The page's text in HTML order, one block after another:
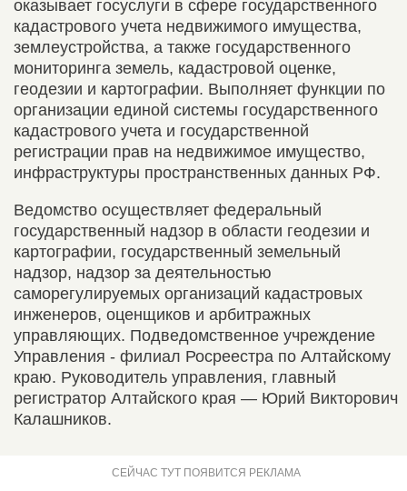
оказывает госуслуги в сфере государственного
кадастрового учета недвижимого имущества,
землеустройства, а также государственного
мониторинга земель, кадастровой оценке,
геодезии и картографии. Выполняет функции по
организации единой системы государственного
кадастрового учета и государственной
регистрации прав на недвижимое имущество,
инфраструктуры пространственных данных РФ.
Ведомство осуществляет федеральный
государственный надзор в области геодезии и
картографии, государственный земельный
надзор, надзор за деятельностью
саморегулируемых организаций кадастровых
инженеров, оценщиков и арбитражных
управляющих. Подведомственное учреждение
Управления - филиал Росреестра по Алтайскому
краю. Руководитель управления, главный
регистратор Алтайского края — Юрий Викторович
Калашников.